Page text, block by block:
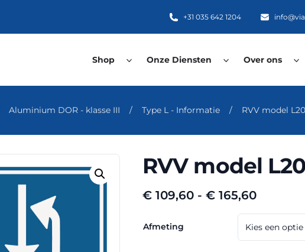
+31 035 642 1204
Shop Onze Diensten Over ons
Aluminium DOR - klasse III / Type L - Informatie / RVV model
RVV model
€ 109,60 - € 165,60
€
tot
€
Afmeting